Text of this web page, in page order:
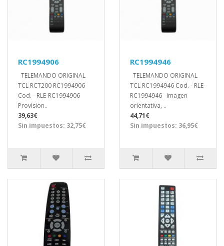
RC1994906
TELEMANDO ORIGINAL
TCL RCT200 RC1994906
Cod. - RLE-RC1994906
Provision..
39,63€
Sin impuestos: 32,75€
RC1994946
TELEMANDO ORIGINAL
TCL RC1994946 Cod. - RLE-
RC1994946 Imagen
orientativa, ..
44,71€
Sin impuestos: 36,95€